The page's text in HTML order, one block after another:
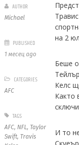
на 2
Беше
Келс
Както
И то
AUTHOR
Michael
PUBLISHED
1 месец ago
CATEGORIES
AFC
TAGS
AFC, NFL, Taylor
Swift, Travis